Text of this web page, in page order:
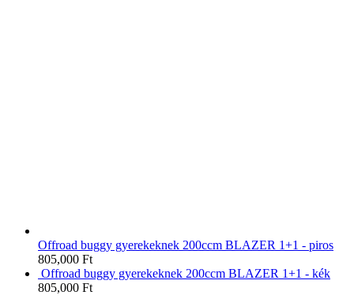
Offroad buggy gyerekeknek 200ccm BLAZER 1+1 - piros
805,000 Ft
Offroad buggy gyerekeknek 200ccm BLAZER 1+1 - kék
805,000 Ft